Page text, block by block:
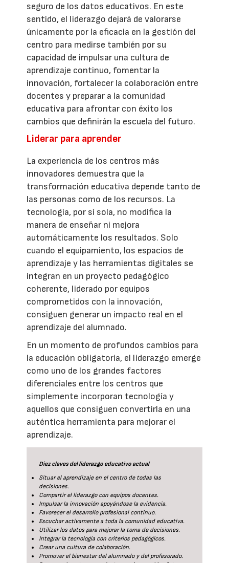
seguro de los datos educativos. En este
sentido, el liderazgo dejará de valorarse
únicamente por la eficacia en la gestión del
centro para medirse también por su
capacidad de impulsar una cultura de
aprendizaje continuo, fomentar la
innovación, fortalecer la colaboración entre
docentes y preparar a la comunidad
educativa para afrontar con éxito los
cambios que definirán la escuela del futuro.
Liderar para aprender
La experiencia de los centros más
innovadores demuestra que la
transformación educativa depende tanto de
las personas como de los recursos. La
tecnología, por sí sola, no modifica la
manera de enseñar ni mejora
automáticamente los resultados. Solo
cuando el equipamiento, los espacios de
aprendizaje y las herramientas digitales se
integran en un proyecto pedagógico
coherente, liderado por equipos
comprometidos con la innovación,
consiguen generar un impacto real en el
aprendizaje del alumnado.
En un momento de profundos cambios para
la educación obligatoria, el liderazgo emerge
como uno de los grandes factores
diferenciales entre los centros que
simplemente incorporan tecnología y
aquellos que consiguen convertirla en una
auténtica herramienta para mejorar el
aprendizaje.
Diez claves del liderazgo educativo actual
Situar el aprendizaje en el centro de todas las
decisiones.
Compartir el liderazgo con equipos docentes.
Impulsar la innovación apoyándose la evidencia.
Favorecer el desarrollo profesional continuo.
Escuchar activamente a toda la comunidad educativa.
Utilizar los datos para mejorar la toma de decisiones.
Integrar la tecnología con criterios pedagógicos.
Crear una cultura de colaboración.
Promover el bienestar del alumnado y del profesorado.